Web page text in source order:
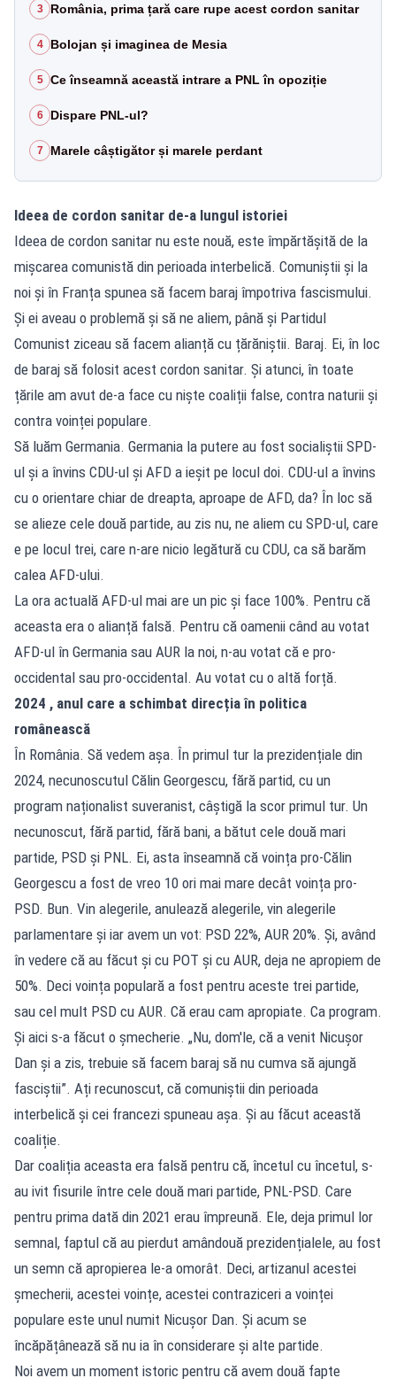
3 România, prima țară care rupe acest cordon sanitar
4 Bolojan și imaginea de Mesia
5 Ce înseamnă această intrare a PNL în opoziție
6 Dispare PNL-ul?
7 Marele câștigător și marele perdant
Ideea de cordon sanitar de-a lungul istoriei
Ideea de cordon sanitar nu este nouă, este împărtășită de la
mișcarea comunistă din perioada interbelică. Comuniștii și la
noi și în Franța spunea să facem baraj împotriva fascismului.
Și ei aveau o problemă și să ne aliem, până și Partidul
Comunist ziceau să facem alianță cu țărăniștii. Baraj. Ei, în loc
de baraj să folosit acest cordon sanitar. Și atunci, în toate
țările am avut de-a face cu niște coaliții false, contra naturii și
contra voinței populare.
Să luăm Germania. Germania la putere au fost socialiștii SPD-
ul și a învins CDU-ul și AFD a ieșit pe locul doi. CDU-ul a învins
cu o orientare chiar de dreapta, aproape de AFD, da? În loc să
se alieze cele două partide, au zis nu, ne aliem cu SPD-ul, care
e pe locul trei, care n-are nicio legătură cu CDU, ca să barăm
calea AFD-ului.
La ora actuală AFD-ul mai are un pic și face 100%. Pentru că
aceasta era o alianță falsă. Pentru că oamenii când au votat
AFD-ul în Germania sau AUR la noi, n-au votat că e pro-
occidental sau pro-occidental. Au votat cu o altă forță.
2024 , anul care a schimbat direcția în politica
românească
În România. Să vedem așa. În primul tur la prezidențiale din
2024, necunoscutul Călin Georgescu, fără partid, cu un
program naționalist suveranist, câștigă la scor primul tur. Un
necunoscut, fără partid, fără bani, a bătut cele două mari
partide, PSD și PNL. Ei, asta înseamnă că voința pro-Călin
Georgescu a fost de vreo 10 ori mai mare decât voința pro-
PSD. Bun. Vin alegerile, anulează alegerile, vin alegerile
parlamentare și iar avem un vot: PSD 22%, AUR 20%. Și, având
în vedere că au făcut și cu POT și cu AUR, deja ne apropiem de
50%. Deci voința populară a fost pentru aceste trei partide,
sau cel mult PSD cu AUR. Că erau cam apropiate. Ca program.
Și aici s-a făcut o șmecherie. „Nu, dom'le, că a venit Nicușor
Dan și a zis, trebuie să facem baraj să nu cumva să ajungă
fasciştii”. Ați recunoscut, că comuniștii din perioada
interbelică și cei francezi spuneau așa. Și au făcut această
coaliție.
Dar coaliția aceasta era falsă pentru că, încetul cu încetul, s-
au ivit fisurile între cele două mari partide, PNL-PSD. Care
pentru prima dată din 2021 erau împreună. Ele, deja primul lor
semnal, faptul că au pierdut amândouă prezidențialele, au fost
un semn că apropierea le-a omorât. Deci, artizanul acestei
șmecherii, acestei voințe, acestei contraziceri a voinței
populare este unul numit Nicușor Dan. Și acum se
încăpățânează să nu ia în considerare și alte partide.
Noi avem un moment istoric pentru că avem două fapte